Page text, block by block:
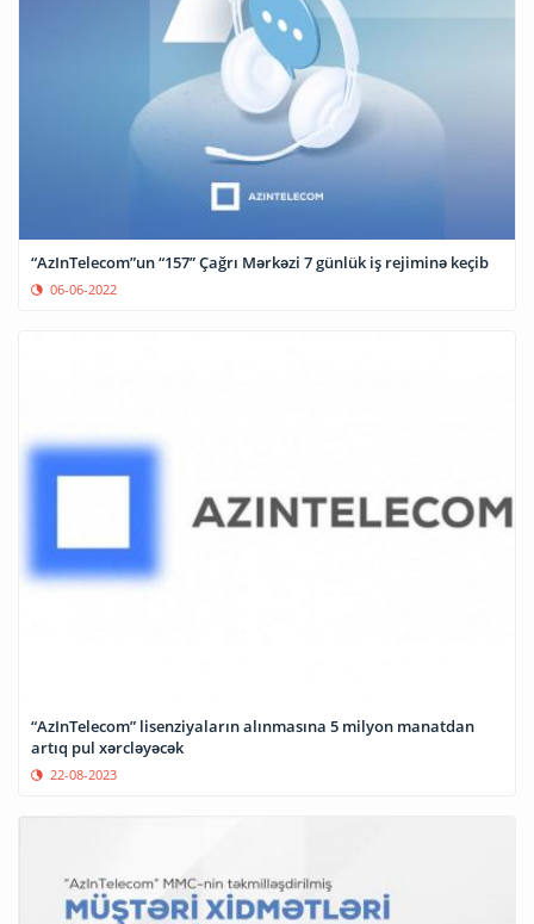
“AzInTelecom”un “157” Çağrı Mərkəzi 7 günlük iş rejiminə keçib
06-06-2022
“AzInTelecom” lisenziyaların alınmasına 5 milyon manatdan
artıq pul xərcləyəcək
22-08-2023